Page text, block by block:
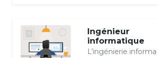
Ingénieur
informatique
L’ingénierie